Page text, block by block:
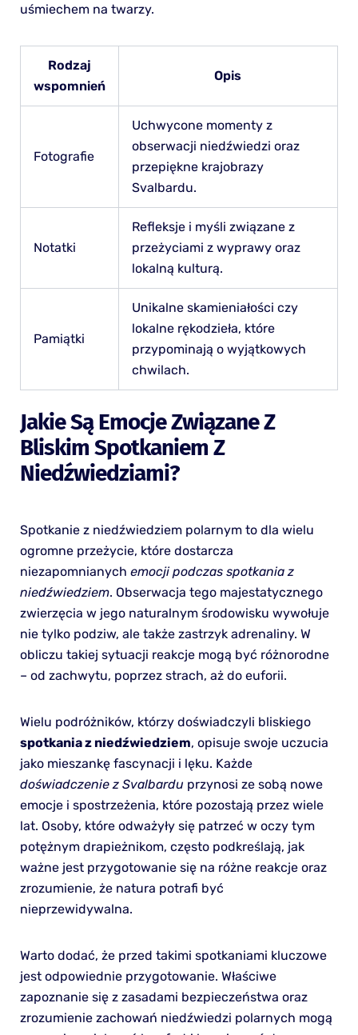
uśmiechem na twarzy.
Rodzaj
wspomnień
Opis
Fotografie
Uchwycone momenty z
obserwacji niedźwiedzi oraz
przepiękne krajobrazy
Svalbardu.
Notatki
Refleksje i myśli związane z
przeżyciami z wyprawy oraz
lokalną kulturą.
Pamiątki
Unikalne skamieniałości czy
lokalne rękodzieła, które
przypominają o wyjątkowych
chwilach.
Jakie Są Emocje Związane Z
Bliskim Spotkaniem Z
Niedźwiedziami?
Spotkanie z niedźwiedziem polarnym to dla wielu
ogromne przeżycie, które dostarcza
niezapomnianych emocji podczas spotkania z
niedźwiedziem. Obserwacja tego majestatycznego
zwierzęcia w jego naturalnym środowisku wywołuje
nie tylko podziw, ale także zastrzyk adrenaliny. W
obliczu takiej sytuacji reakcje mogą być różnorodne
– od zachwytu, poprzez strach, aż do euforii.
Wielu podróżników, którzy doświadczyli bliskiego
spotkania z niedźwiedziem, opisuje swoje uczucia
jako mieszankę fascynacji i lęku. Każde
doświadczenie z Svalbardu przynosi ze sobą nowe
emocje i spostrzeżenia, które pozostają przez wiele
lat. Osoby, które odważyły się patrzeć w oczy tym
potężnym drapieżnikom, często podkreślają, jak
ważne jest przygotowanie się na różne reakcje oraz
zrozumienie, że natura potrafi być
nieprzewidywalna.
Warto dodać, że przed takimi spotkaniami kluczowe
jest odpowiednie przygotowanie. Właściwe
zapoznanie się z zasadami bezpieczeństwa oraz
zrozumienie zachowań niedźwiedzi polarnych mogą